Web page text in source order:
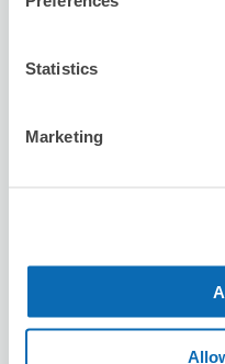
Statistics
Marketing